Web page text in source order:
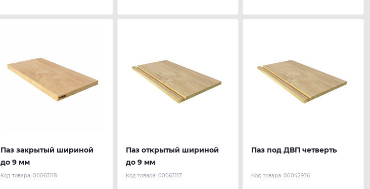
Паз закрытый шириной
до 9 мм
Код товара: 00063118
Паз открытый шириной
до 9 мм
Код товара: 00063117
Паз под ДВП четверть
Код товара: 00042936